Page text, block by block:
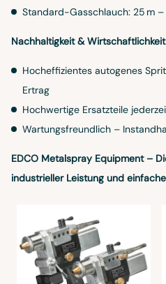
Standard-Gasschlauch: 25 m
Nachhaltigkeit & Wirtschaftlichkeit
Hocheffizientes autogenes
Ertrag
Hochwertige Ersatzteile
Wartungsfreundlich –
EDCO Metalspray Equipment –
industrieller Leistung und